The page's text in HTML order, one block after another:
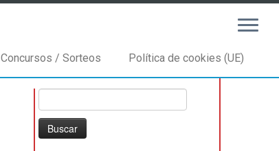
Concursos / Sorteos Política de cookies (UE)